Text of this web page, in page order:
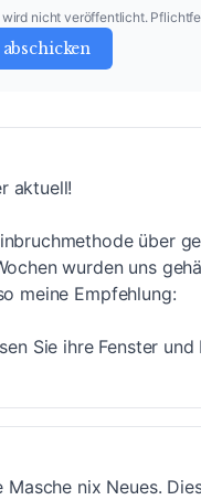
nicht veröffentlicht.
aktuell!
über
wurden uns
meine Empfehlung:
Sie ihre Fenster
nix Neues.